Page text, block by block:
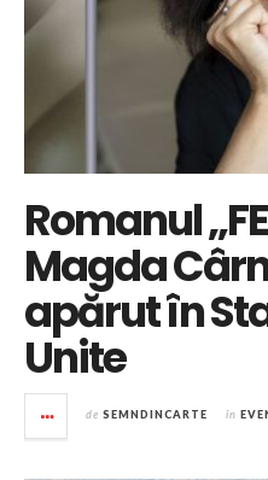
Romanul
Magda
apărut în
Unite
de SEMNDINCARTE în